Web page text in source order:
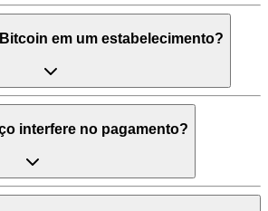
em um estabelecimento?
interfere no pagamento?